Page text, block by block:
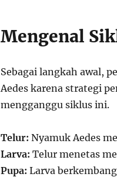
Mengenal
Sebagai langkah awal,
Aedes karena strategi
mengganggu siklus ini.
Telur: Nyamuk Aedes
Larva: Telur menetas
Pupa: Larva